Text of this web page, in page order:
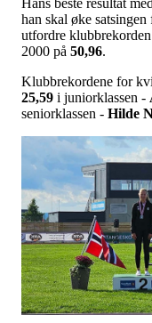
han skal øke satsingen
utfordre
2000 på 50,96.
Klubbrekordene for
25,59 i juniorklassen -
seniorklassen - Hilde